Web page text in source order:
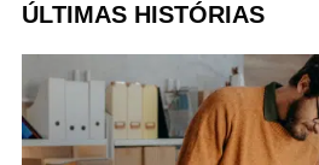
ÚLTIMAS HISTÓRIAS